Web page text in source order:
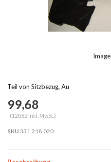
Image
Teil von Sitzbezug, Au
99,68
(120,62 Inkl. MwSt.)
SKU 331.218.020